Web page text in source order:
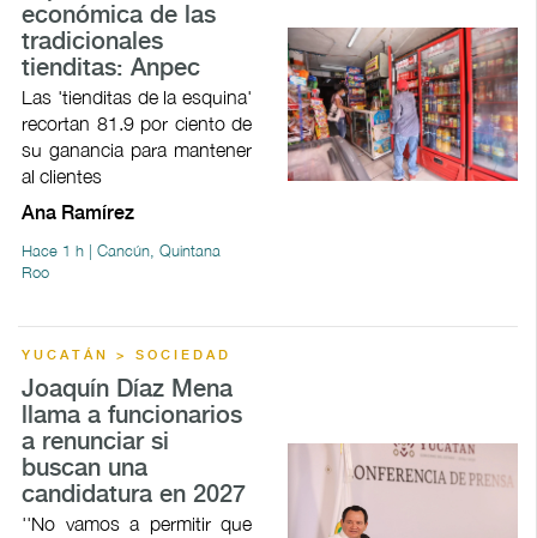
económica de las
tradicionales
tienditas: Anpec
Las 'tienditas de la esquina'
recortan 81.9 por ciento de
su ganancia para mantener
al clientes
Ana Ramírez
Hace 1 h | Cancún, Quintana
Roo
YUCATÁN > SOCIEDAD
Joaquín Díaz Mena
llama a funcionarios
a renunciar si
buscan una
candidatura en 2027
''No vamos a permitir que